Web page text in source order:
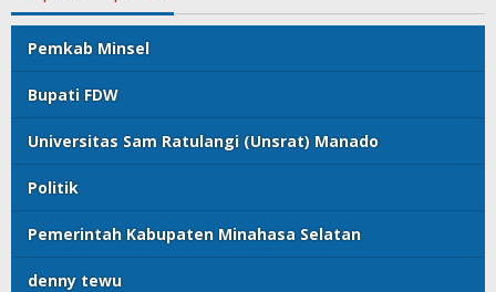
Pemkab Minsel
Bupati FDW
Universitas Sam Ratulangi (Unsrat) Manado
Politik
Pemerintah Kabupaten Minahasa Selatan
denny tewu